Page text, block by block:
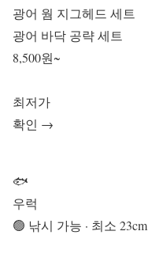
광어 웜 지그헤드 세트
광어 바닥 공략 세트
8,500원~
최저가
확인 →
🐟
우럭
🟢 낚시 가능 · 최소 23cm